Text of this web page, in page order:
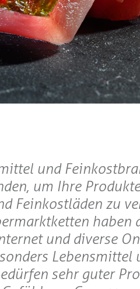
und
um Ihre
Feinkostläden zu
haben
und diverse
Lebensmittel
sehr guter